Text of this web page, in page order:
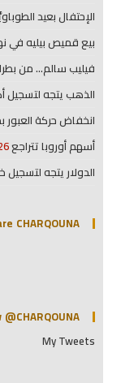
الإحتفال بعيد
بيع قميص بيليه في
فيليب سالم… من
الذهب يتجه لتسجيل
انخفاض حركة
أسهم أوروبا تتراجع
الدولار يتجه
CHARQOUNA
My Tweets